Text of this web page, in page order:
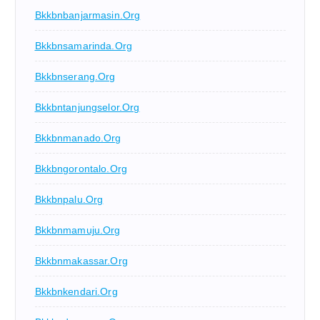
Bkkbnbanjarmasin.org
Bkkbnsamarinda.org
Bkkbnserang.org
Bkkbntanjungselor.org
Bkkbnmanado.org
Bkkbngorontalo.org
Bkkbnpalu.org
Bkkbnmamuju.org
Bkkbnmakassar.org
Bkkbnkendari.org